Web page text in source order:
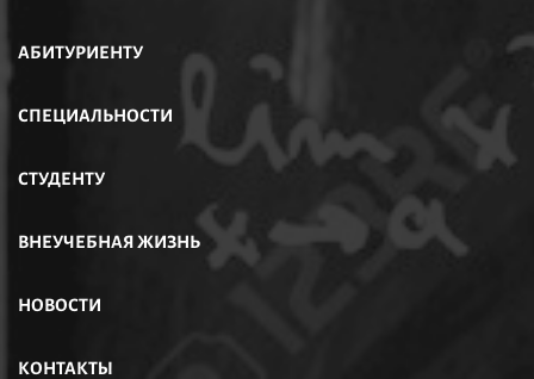
АБИТУРИЕНТУ
СПЕЦИАЛЬНОСТИ
СТУДЕНТУ
ВНЕУЧЕБНАЯ ЖИЗНЬ
НОВОСТИ
КОНТАКТЫ